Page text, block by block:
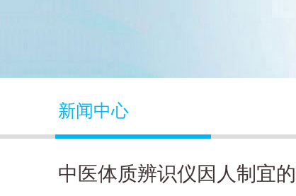
新闻中心
中医体质辨识仪因人制宜